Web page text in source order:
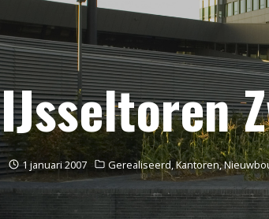
IJsseltoren
1 januari 2007 Gerealiseerd,Kantoren,